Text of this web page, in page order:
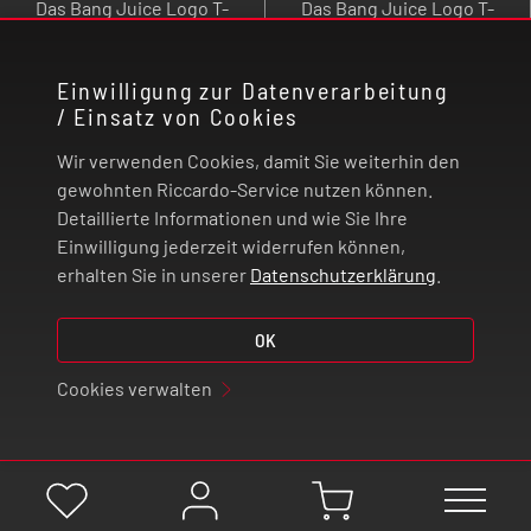
Einwilligung zur Datenverarbeitung
/ Einsatz von Cookies
Wir verwenden Cookies, damit Sie weiterhin den
gewohnten Riccardo-Service nutzen können.
Detaillierte Informationen und wie Sie Ihre
Einwilligung jederzeit widerrufen können,
erhalten Sie in unserer Datenschutzerklärung
OK
Cookies verwalten
+
Du sparst€ 7,00
€ 7,95*
auf Lager
Merchandise
Das Bang Juice Logo T-
der Vorderseite und
Rückseite wurde aus 100
-
Du sparst€7,00
€ 7,95*
auf Lager
Das Bang Juice Logo T-
Rückseite besteht aus
SALE-47% SALE-60%